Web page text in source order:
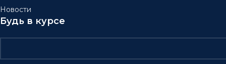
Новости
Будь в курсе